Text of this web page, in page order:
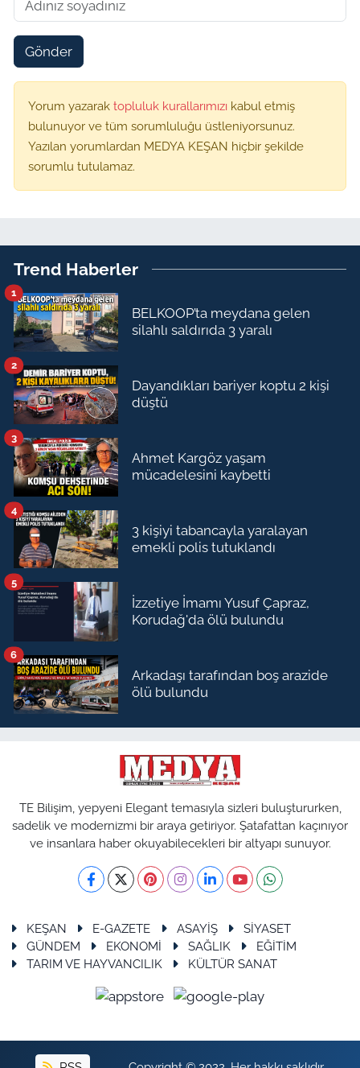
Gönder
Yorum yazarak topluluk kurallarımızı kabul etmiş
bulunuyor ve tüm sorumluluğu üstleniyorsunuz.
Yazılan yorumlardan MEDYA KEŞAN hiçbir şekilde
sorumlu tutulamaz.
Trend Haberler
BELKOOP’ta meydana gelen
silahlı saldırıda 3 yaralı
1
Dayandıkları bariyer koptu 2 kişi
düştü
2
Ahmet Kargöz yaşam
mücadelesini kaybetti
3
3 kişiyi tabancayla yaralayan
emekli polis tutuklandı
4
İzzetiye İmamı Yusuf Çapraz,
Korudağ'da ölü bulundu
5
Arkadaşı tarafından boş arazide
ölü bulundu
6
TE Bilişim, yepyeni Elegant temasıyla sizleri buluştururken,
sadelik ve modernizmi bir araya getiriyor. Şatafattan kaçınıyor
ve insanlara haber okuyabilecekleri bir altyapı sunuyor.
KEŞAN E-GAZETE ASAYİŞ
SİYASET
GÜNDEM
EKONOMİ SAĞLIK
EĞİTİM
TARIM VE HAYVANCILIK
KÜLTÜR SANAT